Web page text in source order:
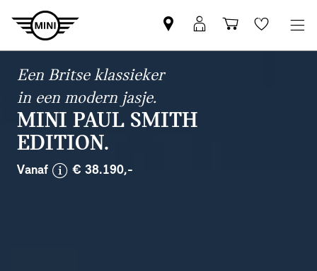
Vind
een
MyMini
login
Wishlist
Een Britse klassieker
in een modern jasje.
MINI PAUL SMITH
EDITION.
Vanaf disclaimer
€ 38.190,-